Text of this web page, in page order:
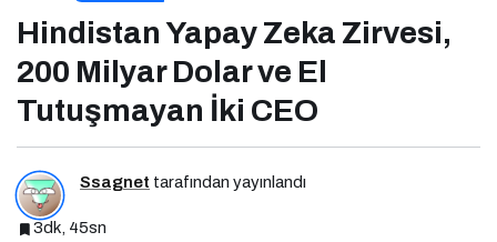
Hindistan Yapay Zeka Zirvesi,
200 Milyar Dolar ve El
Tutuşmayan İki CEO
Ssagnet tarafından yayınlandı
3dk, 45sn